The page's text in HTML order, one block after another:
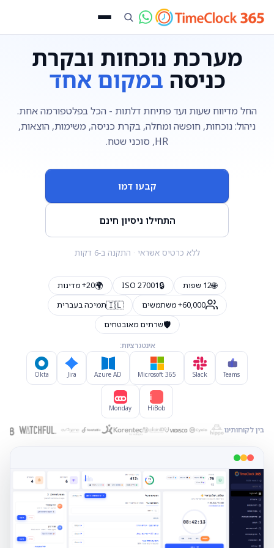
מערכת נוכחות ובקרת
כניסה במקום אחד
החל מדיווח שעות ועד פתיחת דלתות - הכל בפלטפורמה אחת.
ניהול: נוכחות, חופשה ומחלה, בקרת כניסה, משימות, הוצאות,
HR, סוכני שטח.
קבעו דמו
התחילו ניסיון חינם
ללא כרטיס אשראי · התקנה ב-6 דקות
🌐12 שפות 🔒
ISO 27001
🌍20+ מדינות
60,000+ משתמשים
🇮🇱תמיכה בעברית
🛡️שרתים מאובטחים
אינטגרציות:
Teams
Slack
Microsoft 365
Azure AD
Jira
Okta
Hi
HiBob
Monday
בין לקוחותינו